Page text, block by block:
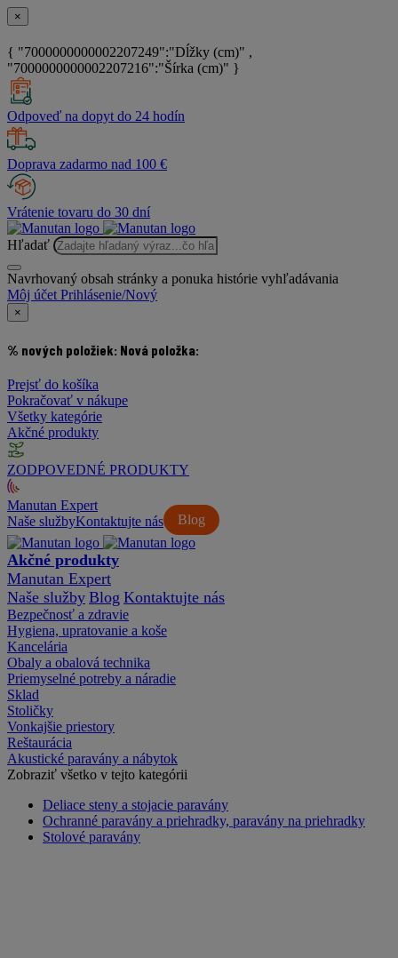
×
{ "7000000000002207249":"Dĺžky (cm)" ,
"7000000000002207216":"Šírka (cm)" }
Odpoveď na dopyt do 24 hodín
Doprava zadarmo nad 100 €
Vrátenie tovaru do 30 dní
Hľadať
Navrhovaný obsah stránky a ponuka histórie vyhľadávania
Môj účet Prihlásenie/Nový
×
% nových položiek: Nová položka:
Prejsť do košíka
Pokračovať v nákupe
Všetky kategórie
Akčné produkty
ZODPOVEDNÉ PRODUKTY
Manutan Expert
Naše služby
Blog
Kontaktujte nás
Akčné produkty
Manutan Expert
Naše služby Blog Kontaktujte nás
Bezpečnosť a zdravie
Hygiena, upratovanie a koše
Kancelária
Obaly a obalová technika
Priemyselné potreby a náradie
Sklad
Stoličky
Vonkajšie priestory
Reštaurácia
Akustické paravány a nábytok
Zobraziť všetko v tejto kategórii
Deliace steny a stojacie paravány
Ochranné paravány a priehradky, paravány na priehradky
Stolové paravány